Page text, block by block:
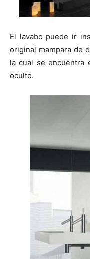
El lavabo puede ir
original mampara de
la cual se encuentra
oculto.